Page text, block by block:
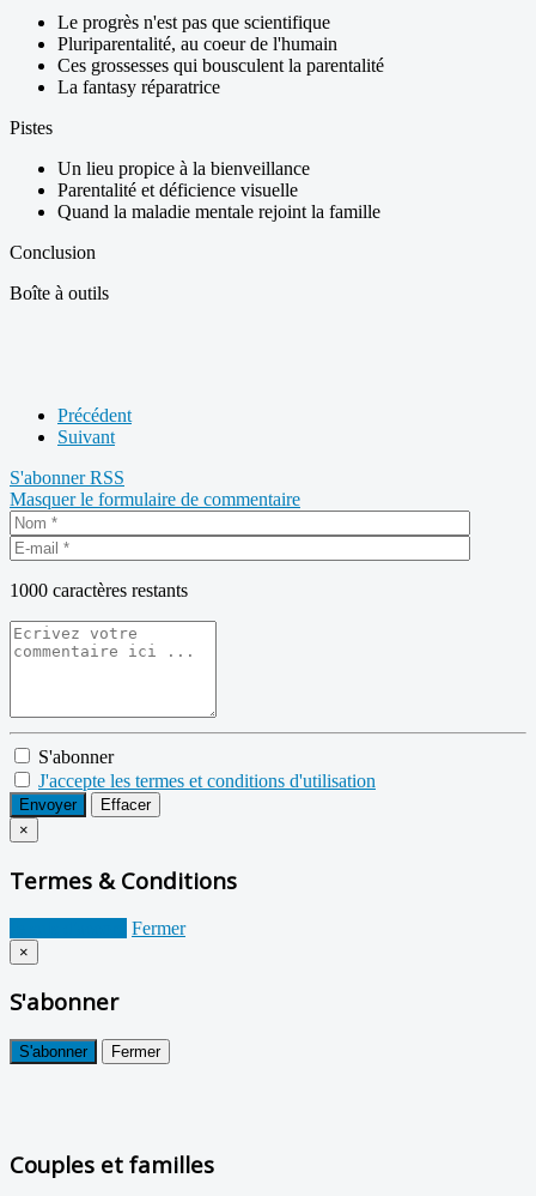
Le progrès n'est pas que scientifique
Pluriparentalité, au coeur de l'humain
Ces grossesses qui bousculent la parentalité
La fantasy réparatrice
Pistes
Un lieu propice à la bienveillance
Parentalité et déficience visuelle
Quand la maladie mentale rejoint la famille
Conclusion
Boîte à outils
Précédent
Suivant
S'abonnerRSS
Masquer le formulaire de commentaire
1000 caractères restants
S'abonner
J'accepte les termes et conditions d'utilisation
Envoyer
Effacer
×
Termes & Conditions
Fermer
×
S'abonner
S'abonner Fermer
Couples et familles